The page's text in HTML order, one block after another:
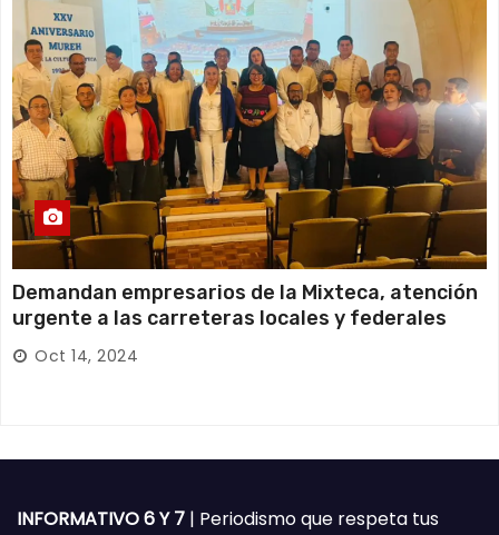
Demandan empresarios de la Mixteca, atención
urgente a las carreteras locales y federales
Oct 14, 2024
INFORMATIVO 6 Y 7 | Periodismo que respeta tus